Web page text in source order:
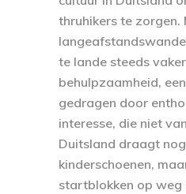
thruhikers te zorgen.
te lande steeds
behulpzaamheid,
gedragen door
interesse, die niet
Duitsland draagt
kinderschoenen,
startblokken op weg